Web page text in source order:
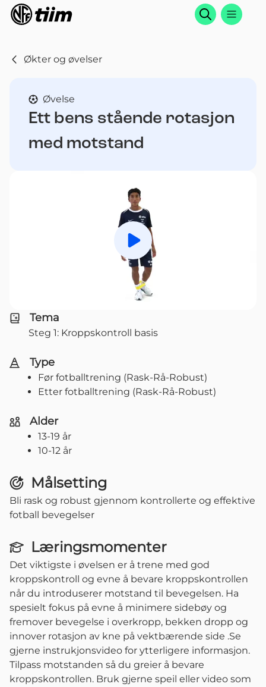
Søk
Økter og øvelser
Øvelse
Ett bens stående rotasjon
med motstand
Spill av
Tema
Steg 1: Kroppskontroll basis
Type
Før fotballtrening (Rask-Rå-Robust)
Etter fotballtrening (Rask-Rå-Robust)
Alder
13-19 år
10-12 år
Målsetting
Bli rask og robust gjennom kontrollerte og effektive
fotball bevegelser
Læringsmomenter
Det viktigste i øvelsen er å trene med god
kroppskontroll og evne å bevare kroppskontrollen
når du introduserer motstand til bevegelsen. Ha
spesielt fokus på evne å minimere sidebøy og
fremover bevegelse i overkropp, bekken dropp og
innover rotasjon av kne på vektbærende side .Se
gjerne instrukjonsvideo for ytterligere informasjon.
Tilpass motstanden så du greier å bevare
kroppskontrollen. Bruk gjerne speil eller video som